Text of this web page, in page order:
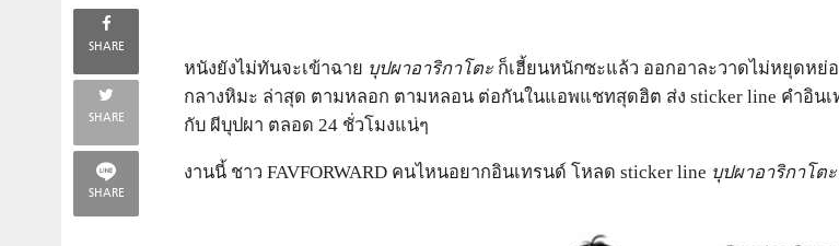
SHARE
SHARE
SHARE
หนังยังไม่ทันจะเข้าฉาย บุปผาอาริกาโตะก็เฮี้ยนหนักซะแล้ว ออกอาละวาดไม่หยุดหย่
กลางหิมะ ล่าสุด ตามหลอก ตามหลอน ต่อกันในแอพแชทสุดฮิต ส่ง sticker line คำอิ
กับ ผีบุปผา ตลอด 24 ชั่วโมงแน่ๆ
งานนี้ ชาว FAVFORWARD คนไหนอยากอินเทรนด์ โหลด sticker line บุปผาอาริกาโตะ